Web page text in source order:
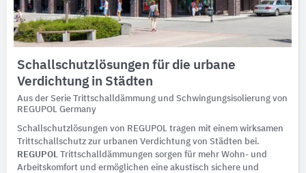
Schallschutzlösungen für die urbane
Verdichtung in Städten
Aus der Serie Trittschalldämmung und Schwingungsisolierung von
REGUPOL Germany
Schallschutzlösungen von REGUPOL tragen mit einem wirksamen
Trittschallschutz zur urbanen Verdichtung von Städten bei.
REGUPOL Trittschalldämmungen sorgen für mehr Wohn- und
Arbeitskomfort und ermöglichen eine akustisch sichere und